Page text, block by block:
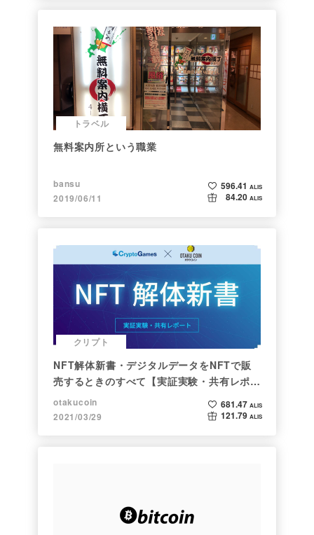
トラベル
無料案内所という職業
bansu
2019/06/11
596.41 ALIS
84.20 ALIS
クリプト
NFT解体新書・デジタルデータをNFTで販
売するときのすべて【実証実験・共有レポー
ト】
otakucoin
2021/03/29
681.47 ALIS
121.79 ALIS